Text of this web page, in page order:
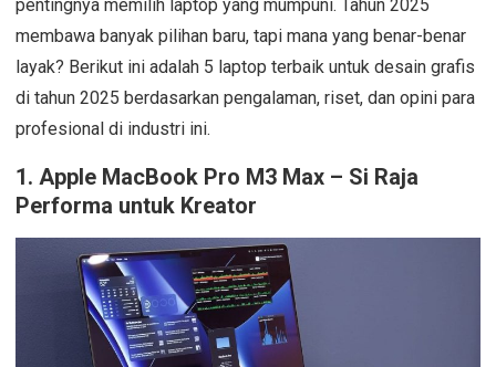
pentingnya memilih laptop yang mumpuni. Tahun 2025
membawa banyak pilihan baru, tapi mana yang benar-benar
layak? Berikut ini adalah 5 laptop terbaik untuk desain grafis
di tahun 2025 berdasarkan pengalaman, riset, dan opini para
profesional di industri ini.
1. Apple MacBook Pro M3 Max – Si Raja
Performa untuk Kreator